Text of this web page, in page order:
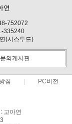
연
752072
335240
(시스투드)
문의게시판
침 PC버전
고아연